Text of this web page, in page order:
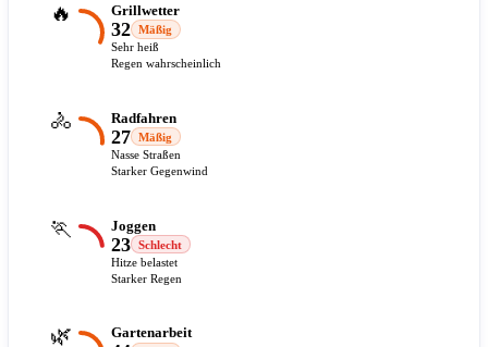
🔥 Grillwetter
32
Mäßig
Sehr heiß
Regen wahrscheinlich
🚴 Radfahren
27
Mäßig
Nasse Straßen
Starker Gegenwind
🏃 Joggen
23
Schlecht
Hitze belastet
Starker Regen
🌿 Gartenarbeit